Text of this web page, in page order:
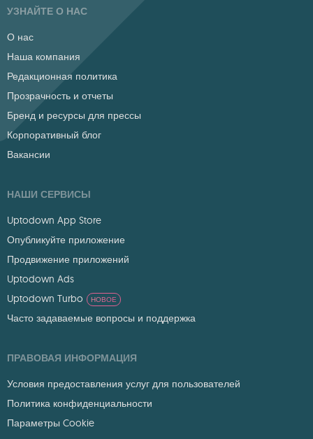
УЗНАЙТЕ О НАС
О нас
Наша компания
Редакционная политика
Прозрачность и отчеты
Бренд и ресурсы для прессы
Корпоративный блог
Вакансии
НАШИ СЕРВИСЫ
Uptodown App Store
Опубликуйте приложение
Продвижение приложений
Uptodown Ads
Uptodown Turbo
НОВОЕ
Часто задаваемые вопросы и поддержка
ПРАВОВАЯ ИНФОРМАЦИЯ
Условия предоставления услуг для пользователей
Политика конфиденциальности
Параметры Cookie